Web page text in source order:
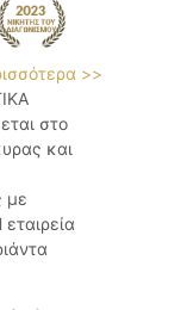
>>
στο
και
με